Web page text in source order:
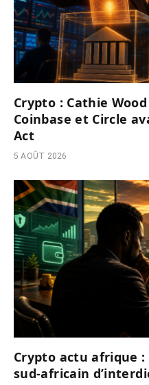
Crypto : Cathie
Coinbase et Circle
Act
5 AOÛT 2026
Crypto actu afrique
sud-africain